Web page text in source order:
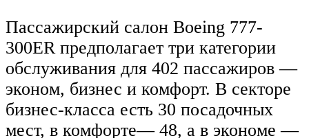
Пассажирский салон Boeing 777-
300ER предполагает три категории
обслуживания для 402 пассажиров —
эконом, бизнес и комфорт. В секторе
бизнес-класса есть 30 посадочных
мест, в комфорте— 48, а в экономе —